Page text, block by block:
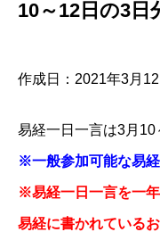
10～12日の3日
作成日：2021年3月12
易経一日一言は3月10
※一般参加可能な易経
※易経一日一言を一年
易経に書かれている